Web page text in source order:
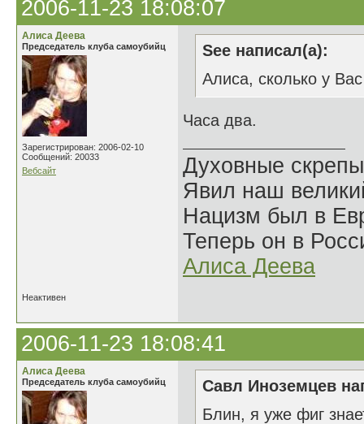
2006-11-23 18:08:07
Алиса Деева
Председатель клуба самоубийц
Зарегистрирован: 2006-02-10
Сообщений: 20033
Вебсайт
See написал(а):
Алиса, сколько у
Часа два.
Духовные
Явил наш
Нацизм был в
Теперь он в
Алиса Деева
Неактивен
2006-11-23 18:08:41
Алиса Деева
Председатель клуба самоубийц
Савл Иноземцев
Блин, я уже фиг